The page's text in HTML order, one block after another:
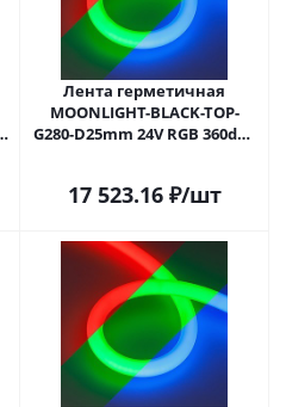
Лента герметичная
MOONLIGHT-BLACK-TOP-
G280-D25mm 24V RGB 360deg
года)
17 523.16₽/шт